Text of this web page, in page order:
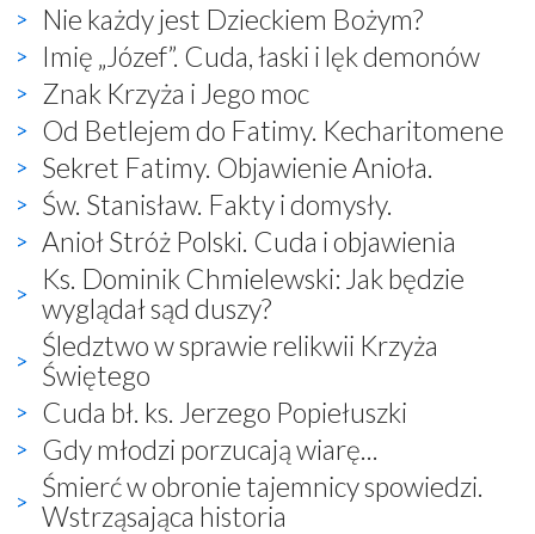
Nie każdy jest Dzieckiem Bożym?
Imię „Józef”. Cuda, łaski i lęk demonów
Znak Krzyża i Jego moc
Od Betlejem do Fatimy. Kecharitomene
Sekret Fatimy. Objawienie Anioła.
Św. Stanisław. Fakty i domysły.
Anioł Stróż Polski. Cuda i objawienia
Ks. Dominik Chmielewski: Jak będzie
wyglądał sąd duszy?
Śledztwo w sprawie relikwii Krzyża
Świętego
Cuda bł. ks. Jerzego Popiełuszki
Gdy młodzi porzucają wiarę...
Śmierć w obronie tajemnicy spowiedzi.
Wstrząsająca historia